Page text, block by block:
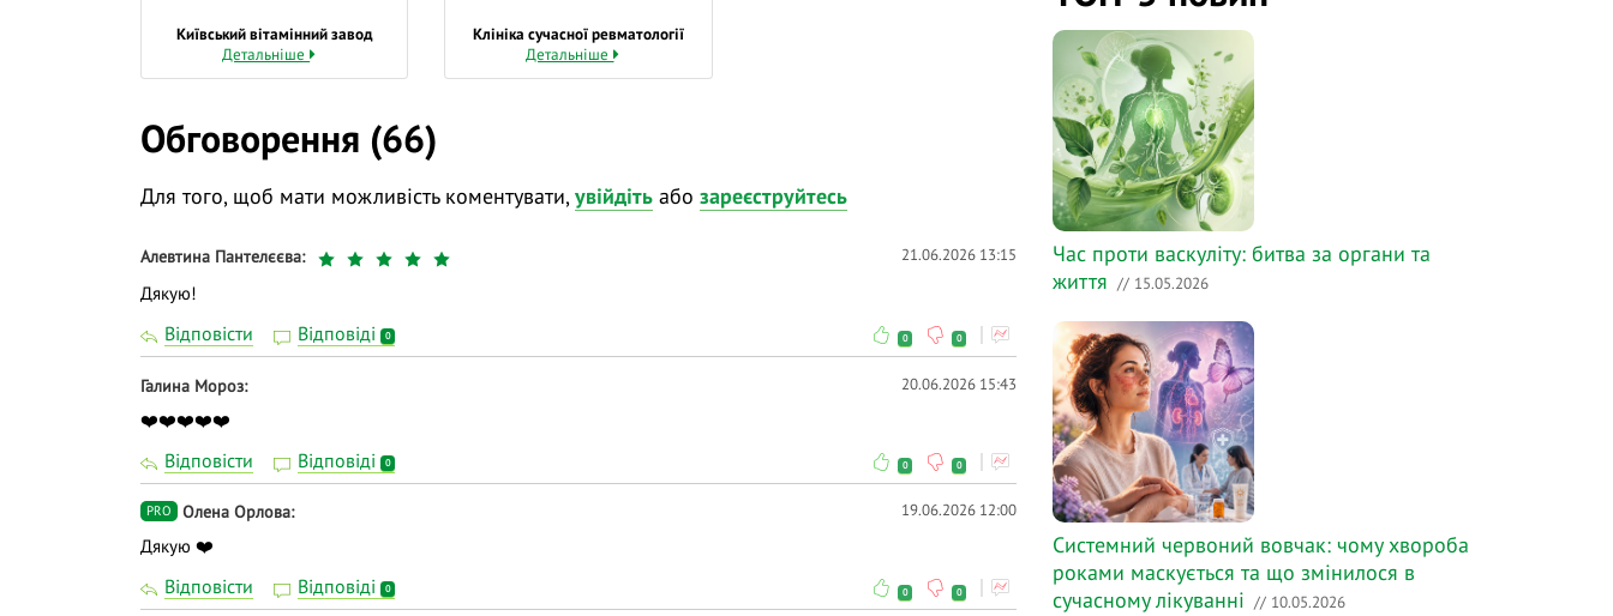
Київський вітамінний завод
Детальніше
Клініка сучасної ревматології
Детальніше
Обговорення (66)
Для того, щоб мати можливість коментувати, увійдіть або зареєструйтесь
Алевтина Пантелєєва 21.06.2026 13:15
Дякую!
Відповісти Відповіді 0 0 0
Галина Мороз 20.06.2026 15:43
❤️❤️❤️❤️❤️
Відповісти Відповіді 0 0 0
PRO Олена Орлова 19.06.2026 12:00
Дякую ❤️
Відповісти Відповіді 0 0 0
Час проти васкуліту: битва за органи та
життя // 15.05.2026
Системний червоний вовчак: чому хвороба
роками маскується та що змінилося в
сучасному лікуванні // 10.05.2026